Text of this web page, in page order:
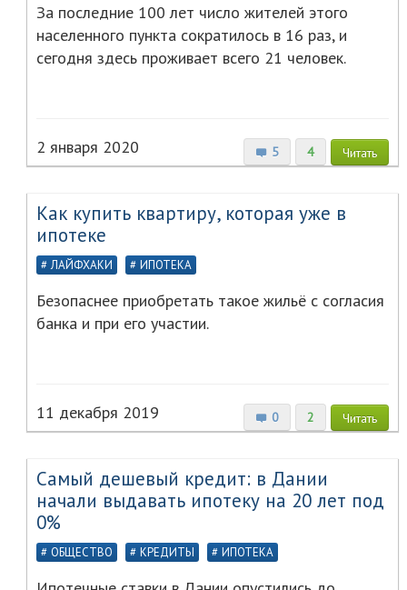
За последние 100 лет число жителей этого
населенного пункта сократилось в 16 раз, и
сегодня здесь проживает всего 21 человек.
5 4 Читать
2 января 2020
Как купить квартиру, которая уже в
ипотеке
ЛАЙФХАКИ ИПОТЕКА
Безопаснее приобретать такое жильё с согласия
банка и при его участии.
0 2 Читать
11 декабря 2019
Самый дешевый кредит: в Дании
начали выдавать ипотеку на 20 лет под
0%
ОБЩЕСТВО КРЕДИТЫ ИПОТЕКА